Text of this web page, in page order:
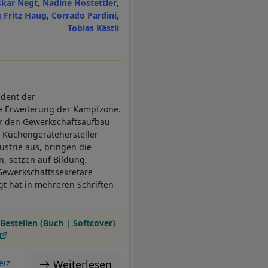
Negt Nadine Hostettler
Fritz Haug Corrado Pardini
Tobias Kästli
der
Erweiterung der Kampfzone.
Gewerkschaftsaufbau
aus, bringen die
setzen auf Bildung,
hat in mehreren Schriften
Bestellen (Buch | Softcover)
Weiterlesen